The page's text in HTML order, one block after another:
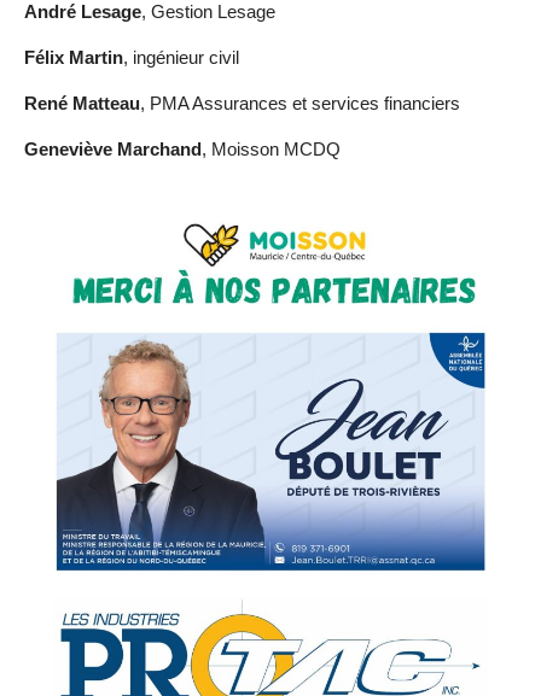
André Lesage, Gestion Lesage
Félix Martin, ingénieur civil
René Matteau, PMA Assurances et services financiers
Geneviève Marchand, Moisson MCDQ